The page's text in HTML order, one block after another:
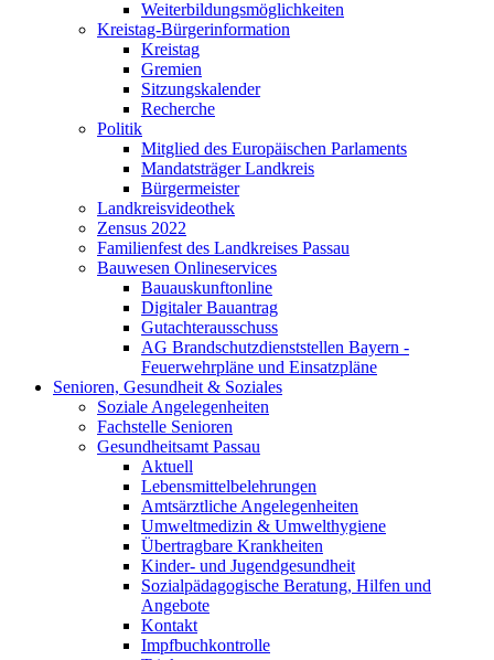
Weiterbildungsmöglichkeiten
Kreistag-Bürgerinformation
Kreistag
Gremien
Sitzungskalender
Recherche
Politik
Mitglied des Europäischen Parlaments
Mandatsträger Landkreis
Bürgermeister
Landkreisvideothek
Zensus 2022
Familienfest des Landkreises Passau
Bauwesen Onlineservices
Bauauskunftonline
Digitaler Bauantrag
Gutachterausschuss
AG Brandschutzdienststellen Bayern -
Feuerwehrpläne und Einsatzpläne
Senioren, Gesundheit & Soziales
Soziale Angelegenheiten
Fachstelle Senioren
Gesundheitsamt Passau
Aktuell
Lebensmittelbelehrungen
Amtsärztliche Angelegenheiten
Umweltmedizin & Umwelthygiene
Übertragbare Krankheiten
Kinder- und Jugendgesundheit
Sozialpädagogische Beratung, Hilfen und
Angebote
Kontakt
Impfbuchkontrolle